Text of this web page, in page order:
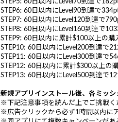
STEP5: 60日以内にLevel70到達で
STEP6: 60日以内にLevel90到達で
STEP7: 60日以内にLevel120到達で
STEP8: 60日以内にLevel160到達で
STEP9: 60日以内に累計$100以上の
STEP10: 60日以内にLevel200到達で
STEP11: 60日以内にLevel300到達で
STEP12: 60日以内に累計$300以上の
STEP13: 60日以内にLevel500到達で
新規アプリインストール後、各ミッシ
※下記注意事項を読んだ上でご挑戦
※広告クリックから必ず1時間以内に